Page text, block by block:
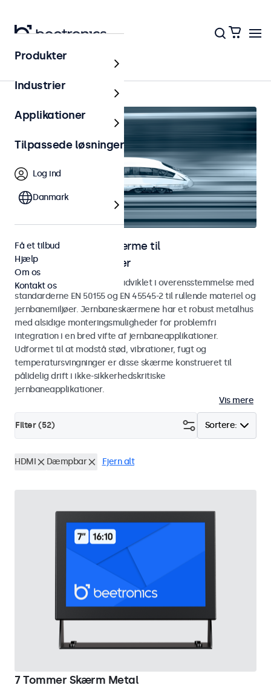
Hjem
Skærme og touchskærme til
jernbaneapplikationer
Skærme og touchskærme udviklet i overensstemmelse med
standarderne EN 50155 og EN 45545-2 til rullende materiel og
jernbanemiljøer. Jernbaneskærmene har et robust metalhus
med alsidige monteringsmuligheder for problemfri
integration i en bred vifte af jernbaneapplikationer.
Udformet til at modstå stød, vibrationer, fugt og
temperatursvingninger er disse skærme konstrueret til
pålidelig drift i ikke-sikkerhedskritiske
jernbaneapplikationer.
Vis mere
Sortere:
Filter (52)
HDMI Dæmpbar Fjern alt
7 Tommer Skærm Metal
Produkter
Industrier
Applikationer
Tilpassede løsninger
Log ind
Danmark
Få et tilbud
Hjælp
Om os
Kontakt os